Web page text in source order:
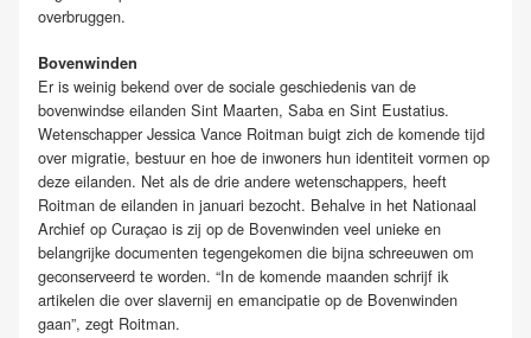
overbruggen.
Bovenwinden
Er is weinig bekend over de sociale geschiedenis van de
bovenwindse eilanden Sint Maarten, Saba en Sint Eustatius.
Wetenschapper Jessica Vance Roitman buigt zich de komende tijd
over migratie, bestuur en hoe de inwoners hun identiteit vormen op
deze eilanden. Net als de drie andere wetenschappers, heeft
Roitman de eilanden in januari bezocht. Behalve in het Nationaal
Archief op Curaçao is zij op de Bovenwinden veel unieke en
belangrijke documenten tegengekomen die bijna schreeuwen om
geconserveerd te worden. “In de komende maanden schrijf ik
artikelen die over slavernij en emancipatie op de Bovenwinden
gaan”, zegt Roitman.